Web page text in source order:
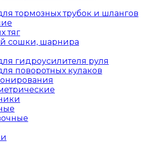
тормозных трубок и шлангов
тяг
сошки, шарнира
гидроусилителя руля
поворотных кулаков